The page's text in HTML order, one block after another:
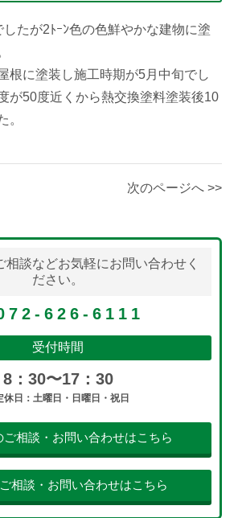
たが2ﾄｰﾝ色の色鮮やかな建物に塗
根に塗装し施工時期が5月中旬でし
が50度近くから熱交換塗料塗装後10
。
次のページへ >>
相談などお気軽にお問い合わせく
ださい。
626-6111
受付時間
8：30〜17：30
休日：土曜日・日曜日・祝日
ご相談・お問い合わせはこちら
相談・お問い合わせはこちら